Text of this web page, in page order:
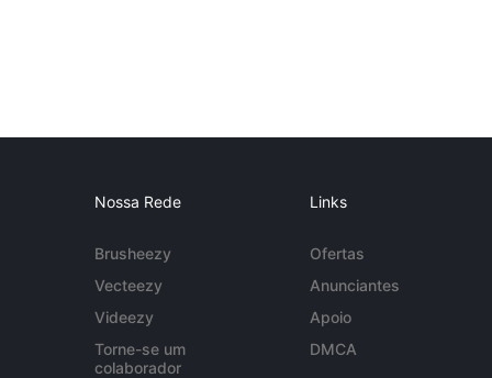
Nossa Rede
Brusheezy
Vecteezy
Videezy
Torne-se um
colaborador
Links
Ofertas
Anunciantes
Apoio
DMCA